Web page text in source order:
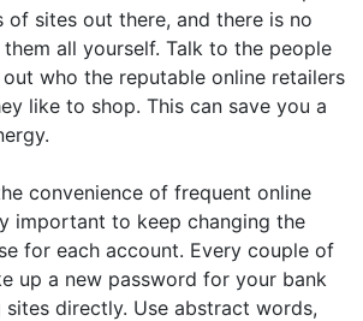
of sites out there, and there is no
all yourself. Talk to the people
who the reputable online retailers
like to shop. This can save you a
convenience of frequent online
important to keep changing the
for each account. Every couple of
up a new password for your bank
directly. Use abstract words,